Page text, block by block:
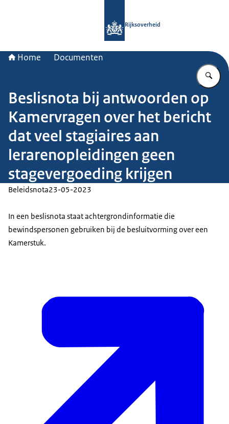
Rijksoverheid
Home Documenten
Beslisnota bij antwoorden op
Kamervragen over het bericht
dat veel stagiaires aan
lerarenopleidingen geen
stagevergoeding krijgen
Beleidsnota23-05-2023
In een beslisnota staat achtergrondinformatie die
bewindspersonen gebruiken bij de besluitvorming over een
Kamerstuk.